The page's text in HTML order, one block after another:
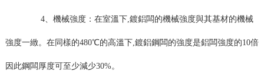
4、機械強度：在室溫下,鍍鋁闆的機械強度與其基材的機械
強度一緻。在同樣的480℃的高溫下,鍍鋁鋼闆的強度是鋁闆強度的10倍
因此鋼闆厚度可至少減少30%。